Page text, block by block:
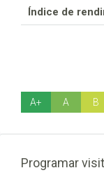
Índice de
A+ A B
Programar